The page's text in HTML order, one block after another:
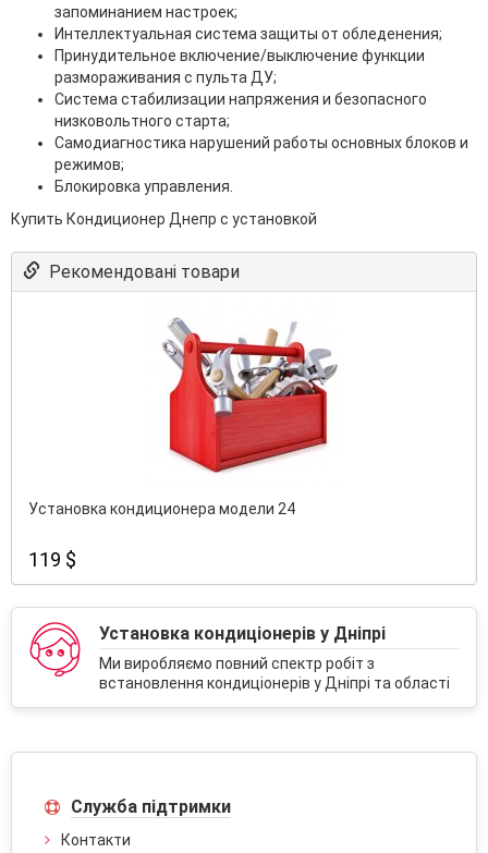
запоминанием настроек;
Интеллектуальная система защиты от обледенения;
Принудительное включение/выключение функции
размораживания с пульта ДУ;
Система стабилизации напряжения и безопасного
низковольтного старта;
Самодиагностика нарушений работы основных блоков и
режимов;
Блокировка управления.
Купить Кондиционер Днепр с установкой
Рекомендовані товари
Установка кондиционера модели 24
119 $
Установка кондиціонерів у Дніпрі
Ми виробляємо повний спектр робіт з
встановлення кондиціонерів у Дніпрі та області
Служба підтримки
Контакти